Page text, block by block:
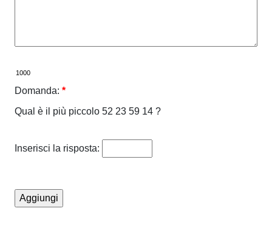
Domanda: *
Qual è il più piccolo 52 23 59 14 ?
Inserisci la risposta: